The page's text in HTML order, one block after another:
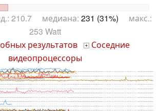
210.7 медиана: 231 (31%) макс.:
253 Watt
результатов +
Соседние
видеопроцессоры